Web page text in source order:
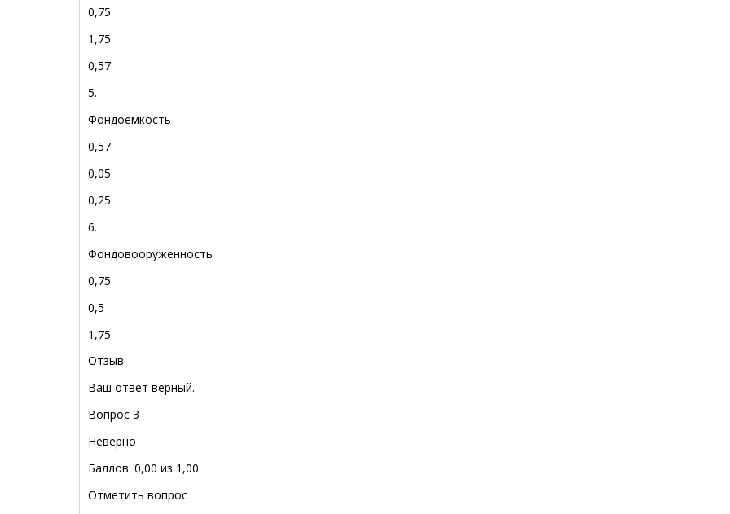
0,75
1,75
0,57
5.
Фондоёмкость
0,57
0,05
0,25
6.
Фондовооруженность
0,75
0,5
1,75
Отзыв
Ваш ответ верный.
Вопрос 3
Неверно
Баллов: 0,00 из 1,00
Отметить вопрос